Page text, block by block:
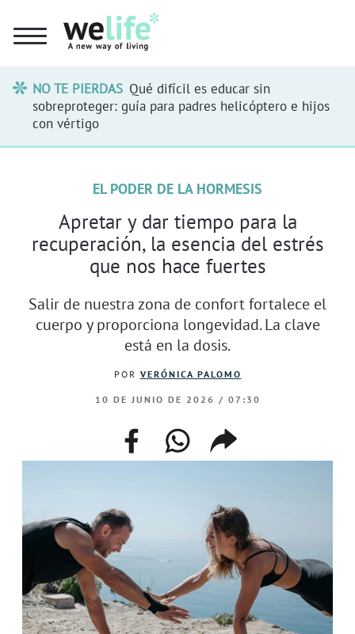
NO TE PIERDAS Qué difícil es educar sin
sobreproteger: guía para padres helicóptero e hijos
con vértigo
EL PODER DE LA HORMESIS
Apretar y dar tiempo para la
recuperación, la esencia del estrés
que nos hace fuertes
Salir de nuestra zona de confort fortalece el
cuerpo y proporciona longevidad. La clave
está en la dosis.
POR VERÓNICA PALOMO
10 DE JUNIO DE 2026 / 07:30
facebookwhatsappcompartir
enlace